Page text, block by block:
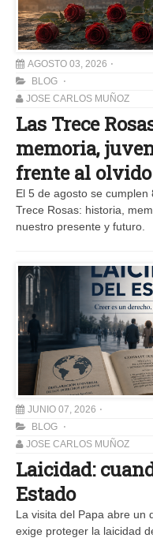
AGOSTO 03, 2026
BLOG
JOSE CARLOS MUÑOZ
Las Trece
memoria,
frente al olvido
El 5 de agosto se
Trece Rosas: historia,
nuestro presente y futuro.
JUNIO 07, 2026
BLOG
JOSE CARLOS MUÑOZ
Laicidad:
Estado
La visita del Papa abre un
exige proteger la laicidad